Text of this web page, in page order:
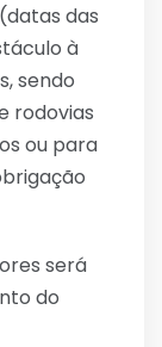
das
à
sendo
rodovias
ou para
será
do